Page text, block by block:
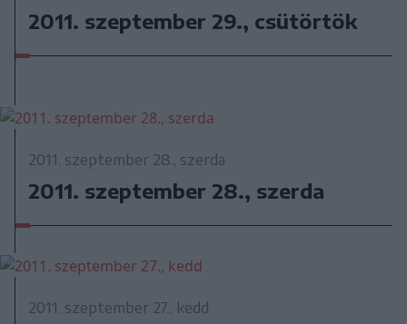
2011. szeptember 29., csütörtök
2011. szeptember 28., szerda
2011. szeptember 28., szerda
2011. szeptember 27., kedd